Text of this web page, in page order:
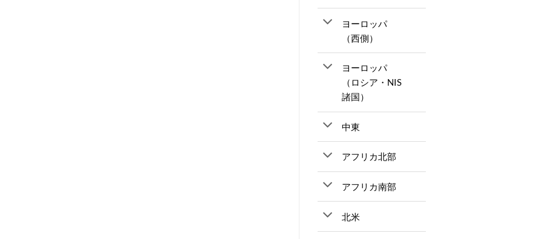
ヨーロッパ
（西側）
ヨーロッパ
（ロシア・NIS
諸国）
中東
アフリカ北部
アフリカ南部
北米